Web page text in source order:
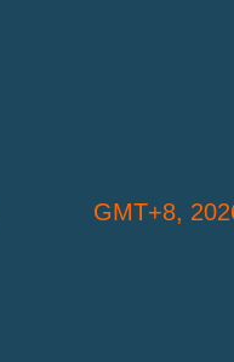
GMT+8,